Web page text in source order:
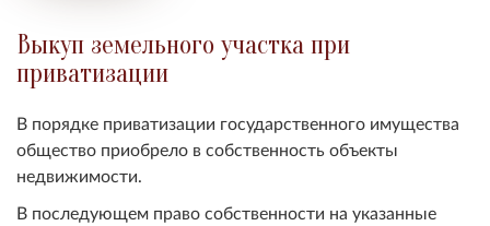
Выкуп земельного участка при
приватизации
В порядке приватизации государственного имущества
общество приобрело в собственность объекты
недвижимости.
В последующем право собственности на указанные